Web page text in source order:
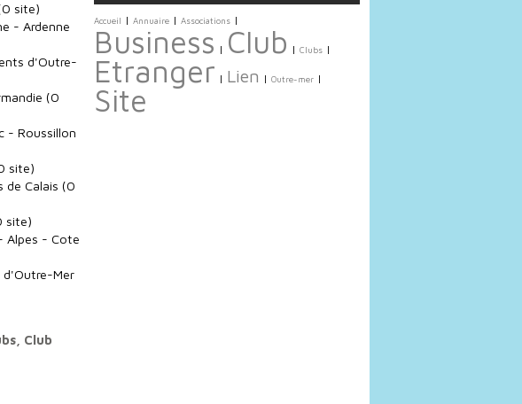
site)
- Ardenne
d'Outre-
(0
- Roussillon
site)
de Calais (0
site)
Alpes - Cote
d'Outre-Mer
Club
Accueil | Annuaire | Associations |
Business | Club | Clubs |
Etranger | Lien | Outre-mer |
Site